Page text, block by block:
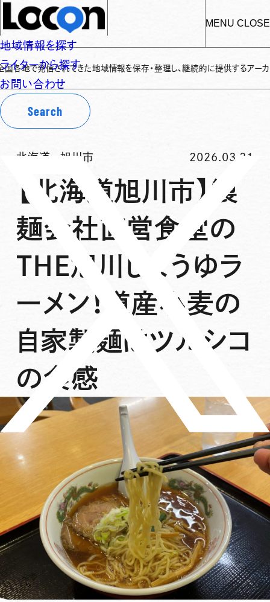
MENU CLOSE
地域情報を探す
ライターから探す
お問い合わせ
Search
されてきた地域情報を保存・整理し、継続的に提供するアーカイブサイトで
北海道 -旭川市 2026.03.31
【北海道旭川市】製
麺会社直営食堂の
THE旭川しょうゆラ
ーメン！道産小麦の
自家製麺はツルシコ
の食感